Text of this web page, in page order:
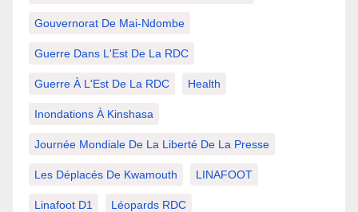
Gouvernorat De Mai-Ndombe
Guerre Dans L'Est De La RDC
Guerre À L'Est De La RDC Health
Inondations À Kinshasa
Journée Mondiale De La Liberté De La Presse
Les Déplacés De Kwamouth LINAFOOT
Linafoot D1 Léopards RDC